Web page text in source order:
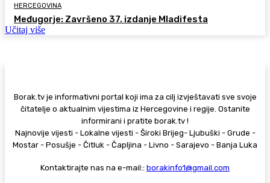
HERCEGOVINA
Međugorje: Završeno 37. izdanje Mladifesta
Učitaj više
Borak.tv je informativni portal koji ima za cilj izvještavati sve svoje
čitatelje o aktualnim vijestima iz Hercegovine i regije. Ostanite
informirani i pratite borak.tv !
Najnovije vijesti - Lokalne vijesti - Široki Brijeg- Ljubuški - Grude -
Mostar - Posušje - Čitluk - Čapljina - Livno - Sarajevo - Banja Luka
Kontaktirajte nas na e-mail:: borakinfo1@gmail.com